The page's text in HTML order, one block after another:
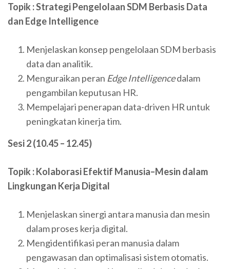
Topik : Strategi Pengelolaan SDM Berbasis Data
dan Edge Intelligence
Menjelaskan konsep pengelolaan SDM berbasis
data dan analitik.
Menguraikan peran Edge Intelligencedalam
pengambilan keputusan HR.
Mempelajari penerapan data-driven HR untuk
peningkatan kinerja tim.
Sesi 2 (10.45 – 12.45)
Topik : Kolaborasi Efektif Manusia–Mesin dalam
Lingkungan Kerja Digital
Menjelaskan sinergi antara manusia dan mesin
dalam proses kerja digital.
Mengidentifikasi peran manusia dalam
pengawasan dan optimalisasi sistem otomatis.